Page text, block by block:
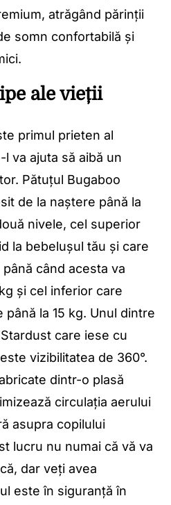
atrăgând părinții
somn confortabilă și
ale vieții
primul prieten al
va ajuta să aibă un
Pătuțul Bugaboo
de la naștere până la
nivele, cel superior
la bebelușul tău și care
când acesta va
și cel inferior care
la 15 kg. Unul dintre
care iese cu
vizibilitatea de 360°.
dintr-o plasă
circulația aerului
asupra copilului
lucru nu numai că vă va
dar veți avea
este în siguranță în